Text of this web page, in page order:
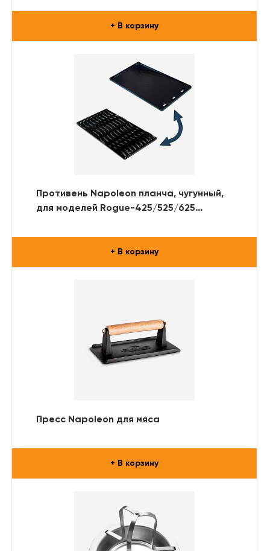
+ В корзину
Противень Napoleon планча, чугунный,
для моделей Rogue-425/525/625
+ В корзину
Пресс Napoleon для мяса
+ В корзину